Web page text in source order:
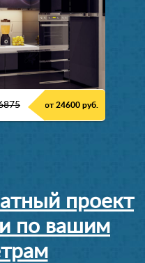
от 24600 руб.
проект
по вашим